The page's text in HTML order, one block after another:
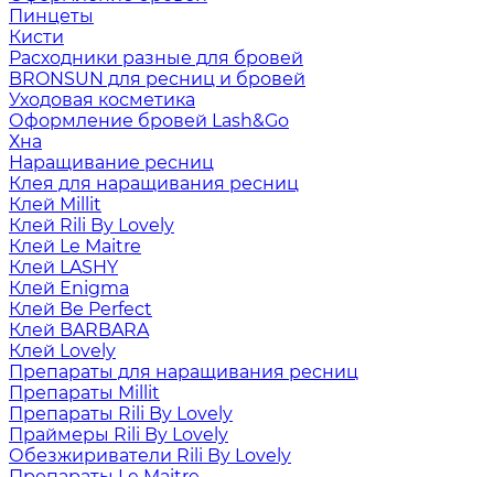
Пинцеты
Кисти
Расходники разные для бровей
BRONSUN для ресниц и бровей
Уходовая косметика
Оформление бровей Lash&Go
Хна
Наращивание ресниц
Клея для наращивания ресниц
Клей Millit
Клей Rili By Lovely
Клей Le Maitre
Клей LASHY
Клей Enigma
Клей Be Perfect
Клей BARBARA
Клей Lovely
Препараты для наращивания ресниц
Препараты Millit
Препараты Rili By Lovely
Праймеры Rili By Lovely
Обезжириватели Rili By Lovely